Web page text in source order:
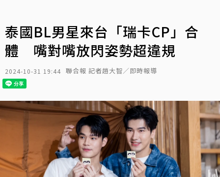
泰國BL男星來台「瑞卡CP」合
體 嘴對嘴放閃姿勢超違規
2024-10-31 19:44 聯合報 記者趙大智／即時報導